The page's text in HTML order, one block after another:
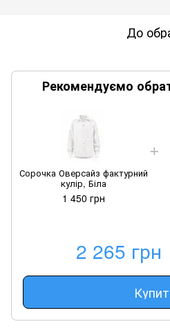
До
Рекомендуємо
Сорочка Оверсайз фактурний
кулір, Біла
1 450 грн
2 265 грн